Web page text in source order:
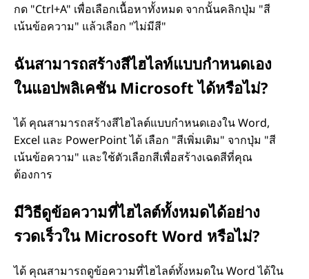
กด "Ctrl+A" เพื่อเลือกเนื้อหาทั้งหมด จากนั้นคลิกปุ่ม "สี
เน้นข้อความ" แล้วเลือก "ไม่มีสี"
ฉันสามารถสร้างสีไฮไลท์แบบกําหนดเอง
ในแอปพลิเคชัน Microsoft ได้หรือไม่?
ได้ คุณสามารถสร้างสีไฮไลต์แบบกําหนดเองใน Word,
Excel และ PowerPoint ได้ เลือก "สีเพิ่มเติม" จากปุ่ม "สี
เน้นข้อความ" และใช้ตัวเลือกสีเพื่อสร้างเฉดสีที่คุณ
ต้องการ
มีวิธีดูข้อความที่ไฮไลต์ทั้งหมดได้อย่าง
รวดเร็วใน Microsoft Word หรือไม่?
ได้ คุณสามารถดูข้อความที่ไฮไลต์ทั้งหมดใน Word ได้ใน